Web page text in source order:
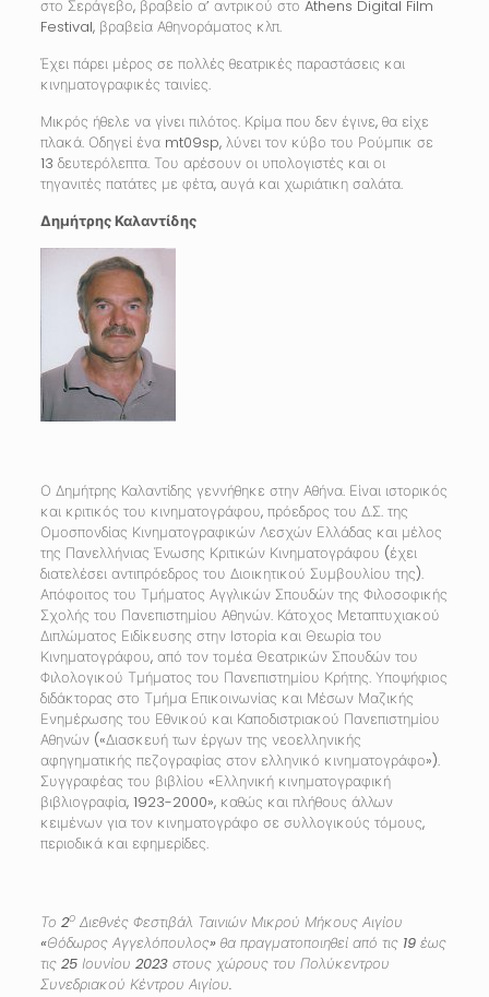
στο Σεράγεβο, βραβείο α’ αντρικού στο Athens Digital Film
Festival, βραβεία Αθηνοράματος κλπ.
Έχει πάρει μέρος σε πολλές θεατρικές παραστάσεις και
κινηματογραφικές ταινίες.
Μικρός ήθελε να γίνει πιλότος. Κρίμα που δεν έγινε, θα είχε
πλακά. Οδηγεί ένα mt09sp, λύνει τον κύβο του Ρούμπικ σε
13 δευτερόλεπτα. Του αρέσουν οι υπολογιστές και οι
τηγανιτές πατάτες με φέτα, αυγά και χωριάτικη σαλάτα.
Δημήτρης Καλαντίδης
Ο Δημήτρης Καλαντίδης γεννήθηκε στην Αθήνα. Είναι ιστορικός
και κριτικός του κινηματογράφου, πρόεδρος του Δ.Σ. της
Ομοσπονδίας Κινηματογραφικών Λεσχών Ελλάδας και μέλος
της Πανελλήνιας Ένωσης Κριτικών Κινηματογράφου (έχει
διατελέσει αντιπρόεδρος του Διοικητικού Συμβουλίου της).
Απόφοιτος του Τμήματος Αγγλικών Σπουδών της Φιλοσοφικής
Σχολής του Πανεπιστημίου Αθηνών. Κάτοχος Μεταπτυχιακού
Διπλώματος Ειδίκευσης στην Ιστορία και Θεωρία του
Κινηματογράφου, από τον τομέα Θεατρικών Σπουδών του
Φιλολογικού Τμήματος του Πανεπιστημίου Κρήτης. Υποψήφιος
διδάκτορας στο Τμήμα Επικοινωνίας και Μέσων Μαζικής
Ενημέρωσης του Εθνικού και Καποδιστριακού Πανεπιστημίου
Αθηνών («Διασκευή των έργων της νεοελληνικής
αφηγηματικής πεζογραφίας στον ελληνικό κινηματογράφο»).
Συγγραφέας του βιβλίου «Ελληνική κινηματογραφική
βιβλιογραφία, 1923-2000», καθώς και πλήθους άλλων
κειμένων για τον κινηματογράφο σε συλλογικούς τόμους,
περιοδικά και εφημερίδες.
Το 2οΔιεθνές Φεστιβάλ Ταινιών Μικρού Μήκους Αιγίου
«Θόδωρος Αγγελόπουλος» θα πραγματοποιηθεί από τις 19 έως
τις 25 Ιουνίου 2023 στους χώρους του Πολύκεντρου
Συνεδριακού Κέντρου Αιγίου.